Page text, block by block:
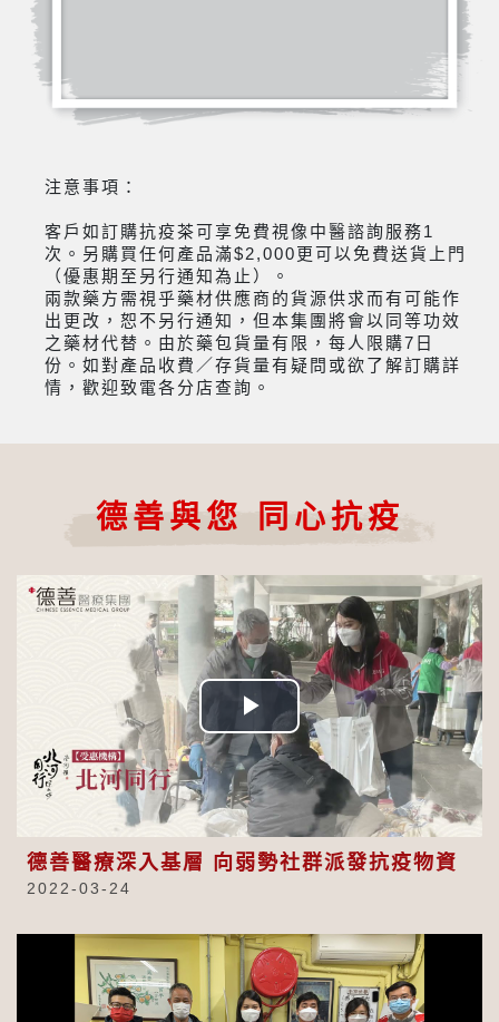
注意事項：
客戶如訂購抗疫茶可享免費視像中醫諮詢服務1
次。另購買任何產品滿$2,000更可以免費送貨上門
（優惠期至另行通知為止）。
兩款藥方需視乎藥材供應商的貨源供求而有可能作
出更改，恕不另行通知，但本集團將會以同等功效
之藥材代替。由於藥包貨量有限，每人限購7日
份。如對產品收費／存貨量有疑問或欲了解訂購詳
情，歡迎致電各分店查詢。
德善與您 同心抗疫
Play
Video
德善醫療深入基層 向弱勢社群派發抗疫物資
2022-03-24